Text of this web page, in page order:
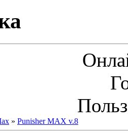
» Punisher MAX v.8